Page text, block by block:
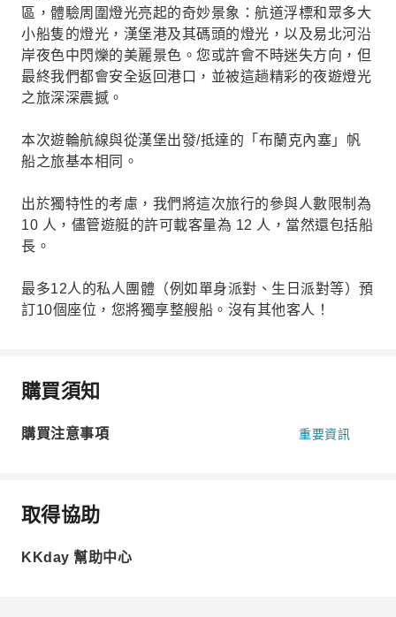
區，體驗周圍燈光亮起的奇妙景象：航道浮標和眾多大
小船隻的燈光，漢堡港及其碼頭的燈光，以及易北河沿
岸夜色中閃爍的美麗景色。您或許會不時迷失方向，但
最終我們都會安全返回港口，並被這趟精彩的夜遊燈光
之旅深深震撼。
本次遊輪航線與從漢堡出發/抵達的「布蘭克內塞」帆
船之旅基本相同。
出於獨特性的考慮，我們將這次旅行的參與人數限制為
10 人，儘管遊艇的許可載客量為 12 人，當然還包括船
長。
最多12人的私人團體（例如單身派對、生日派對等）預
訂10個座位，您將獨享整艘船。沒有其他客人！
購買須知
購買注意事項 重要資訊
取得協助
KKday 幫助中心